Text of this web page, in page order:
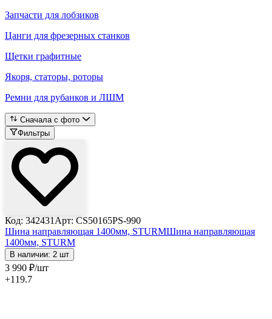
Запчасти для лобзиков
Цанги для фрезерных станков
Щетки графитные
Якоря, статоры, роторы
Ремни для рубанков и ЛШМ
Сначала с фото
Фильтры
Код: 342431 Арт: CS50165PS-990
Шина направляющая 1400мм, STURMШина направляющая
1400мм, STURM
В наличии: 2 шт
3 990 ₽/шт
+119.7